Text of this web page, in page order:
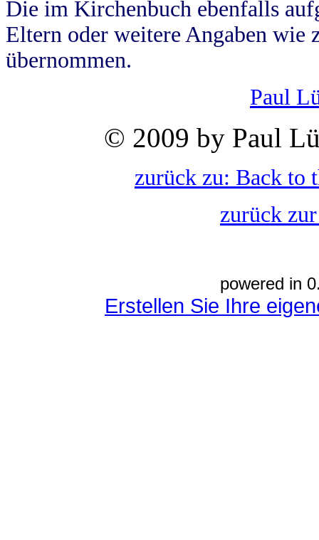
Die im Kirchenbuch ebenfalls
Eltern oder weitere Angaben wie
übernommen.
Paul
© 2009 by Paul
zurück zu: Back to
zurück
powered in
Erstellen Sie Ihre